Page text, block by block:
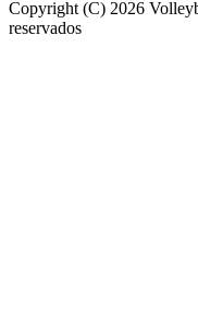
Copyright (C) 2026
reservados